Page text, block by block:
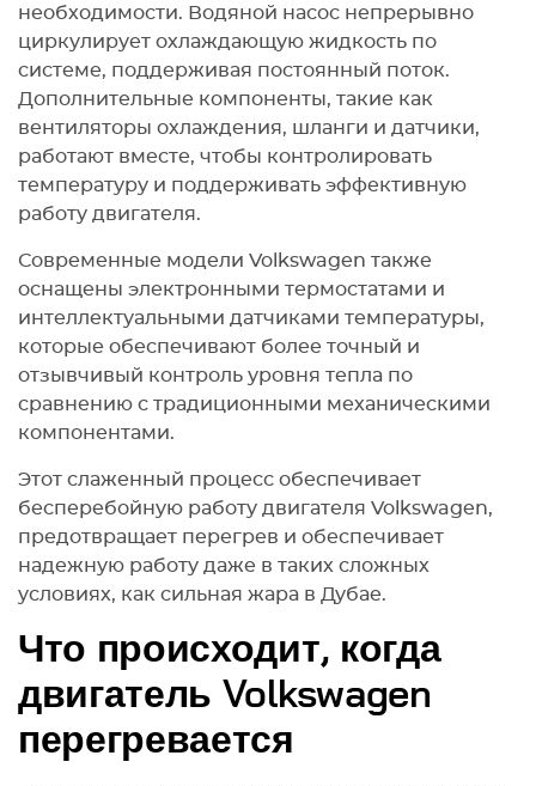
необходимости. Водяной насос непрерывно
циркулирует охлаждающую жидкость по
системе, поддерживая постоянный поток.
Дополнительные компоненты, такие как
вентиляторы охлаждения, шланги и датчики,
работают вместе, чтобы контролировать
температуру и поддерживать эффективную
работу двигателя.
Современные модели Volkswagen также
оснащены электронными термостатами и
интеллектуальными датчиками температуры,
которые обеспечивают более точный и
отзывчивый контроль уровня тепла по
сравнению с традиционными механическими
компонентами.
Этот слаженный процесс обеспечивает
бесперебойную работу двигателя Volkswagen,
предотвращает перегрев и обеспечивает
надежную работу даже в таких сложных
условиях, как сильная жара в Дубае.
Что происходит, когда
двигатель Volkswagen
перегревается